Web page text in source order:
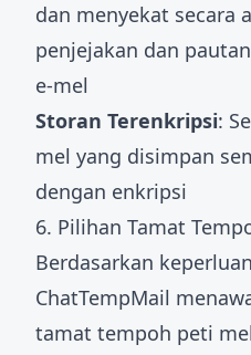
dan menyekat secara
penjejakan dan
e-mel
Storan Terenkripsi:
mel yang disimpan
dengan enkripsi
6. Pilihan Tamat
Berdasarkan
ChatTempMail
tamat tempoh peti